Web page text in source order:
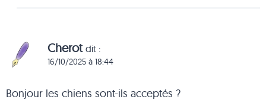
Cherot dit :
16/10/2025 à 18:44
Bonjour les chiens sont-ils acceptés ?